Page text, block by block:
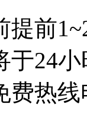
提前
于24
费热线